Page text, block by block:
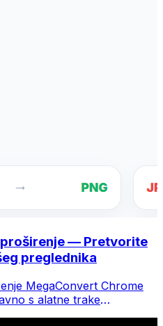
— Pretvorite
preglednika
MegaConvert Chrome
s alatne trake